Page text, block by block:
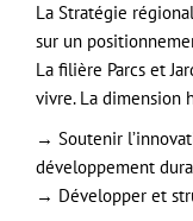
La Stratégie
sur un
La filière Parcs et
vivre. La dimension
→ Soutenir
développement
→ Développer et